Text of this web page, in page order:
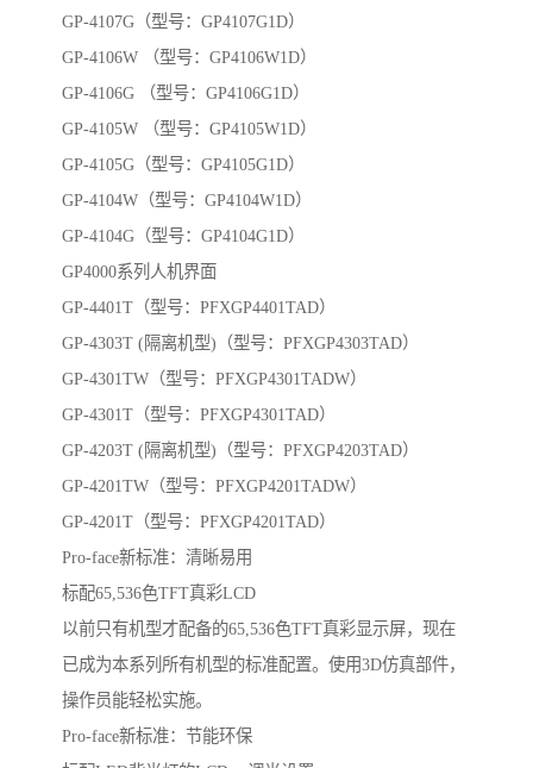
GP-4107G（型号：GP4107G1D）
GP-4106W （型号：GP4106W1D）
GP-4106G （型号：GP4106G1D）
GP-4105W （型号：GP4105W1D）
GP-4105G（型号：GP4105G1D）
GP-4104W（型号：GP4104W1D）
GP-4104G（型号：GP4104G1D）
GP4000系列人机界面
GP-4401T（型号：PFXGP4401TAD）
GP-4303T (隔离机型)（型号：PFXGP4303TAD）
GP-4301TW（型号：PFXGP4301TADW）
GP-4301T（型号：PFXGP4301TAD）
GP-4203T (隔离机型)（型号：PFXGP4203TAD）
GP-4201TW（型号：PFXGP4201TADW）
GP-4201T（型号：PFXGP4201TAD）
Pro-face新标准：清晰易用
标配65,536色TFT真彩LCD
以前只有机型才配备的65,536色TFT真彩显示屏，现在
已成为本系列所有机型的标准配置。使用3D仿真部件，
操作员能轻松实施。
Pro-face新标准：节能环保